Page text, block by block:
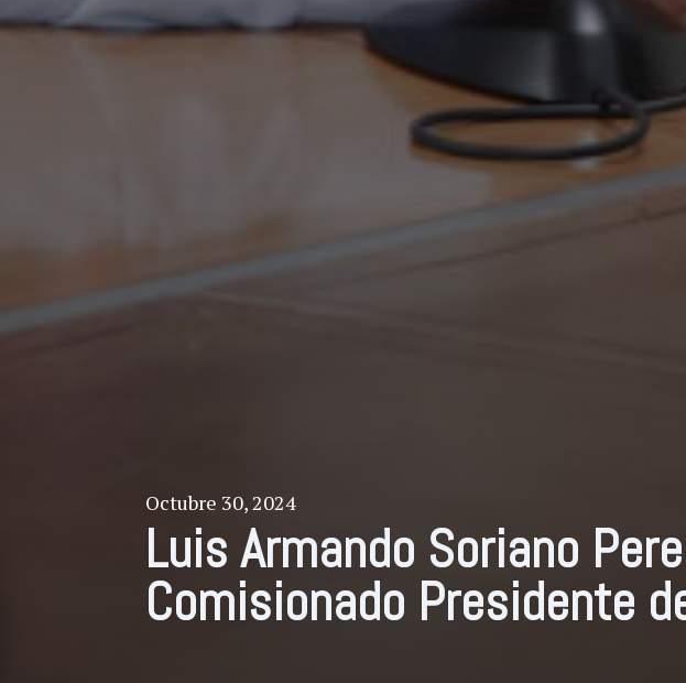
Octubre 30, 2024
Luis Armando Soriano
Comisionado Presidente